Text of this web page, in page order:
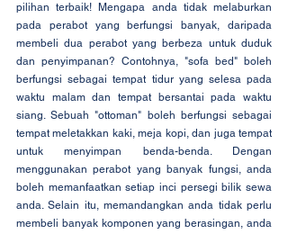
pilihan terbaik! Mengapa anda tidak melaburkan
pada perabot yang berfungsi banyak, daripada
membeli dua perabot yang berbeza untuk duduk
dan penyimpanan? Contohnya, "sofa bed" boleh
berfungsi sebagai tempat tidur yang selesa pada
waktu malam dan tempat bersantai pada waktu
siang. Sebuah "ottoman" boleh berfungsi sebagai
tempat meletakkan kaki, meja kopi, dan juga tempat
untuk menyimpan benda-benda. Dengan
menggunakan perabot yang banyak fungsi, anda
boleh memanfaatkan setiap inci persegi bilik sewa
anda. Selain itu, memandangkan anda tidak perlu
membeli banyak komponen yang berasingan, anda